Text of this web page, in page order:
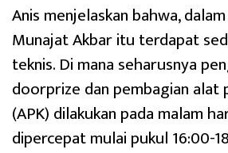
Anis menjelaskan bahwa,
Munajat Akbar itu terdapat
teknis. Di mana seharusnya
doorprize dan pembagian alat
(APK) dilakukan pada malam
dipercepat mulai pukul 16:00-